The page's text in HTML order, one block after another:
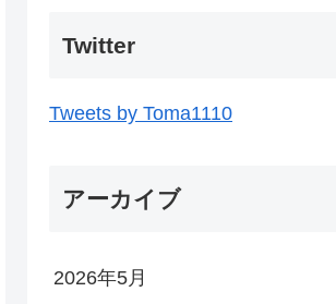
Twitter
Tweets by Toma1110
アーカイブ
2026年5月